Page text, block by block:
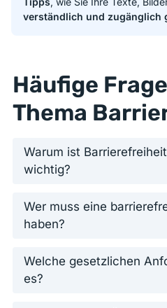
verständlich und zugänglich
Häufige
Thema
Warum ist
wichtig?
Wer muss eine
haben?
Welche gesetzlichen
es?